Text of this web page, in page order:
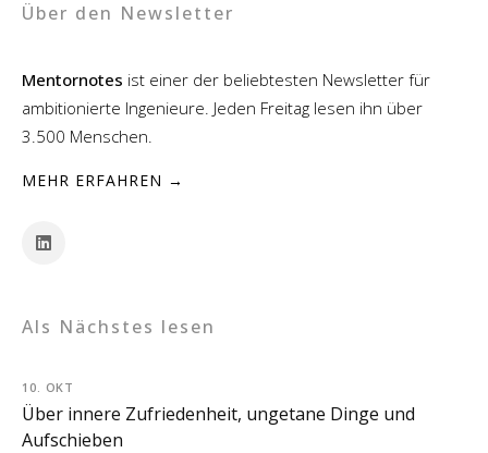
Über den Newsletter
Mentornotes ist einer der beliebtesten Newsletter für
ambitionierte Ingenieure. Jeden Freitag lesen ihn über
3.500 Menschen.
MEHR ERFAHREN →
Als Nächstes lesen
10. OKT
Über innere Zufriedenheit, ungetane Dinge und
Aufschieben